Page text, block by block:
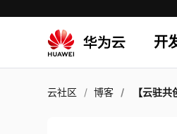
开
云社区 博客 【云驻共创】